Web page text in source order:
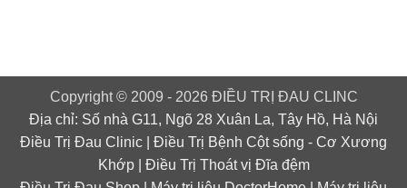
Copyright © 2009 - 2026 ĐIỀU TRỊ ĐAU CLINC
Địa chỉ: Số nhà G11, Ngõ 28 Xuân La, Tây Hồ, Hà Nội
Điều Trị Đau Clinic
Điều Trị Bệnh Cột sống - Cơ Xương
Khớp| Điều Trị Thoát vị Đĩa đệm